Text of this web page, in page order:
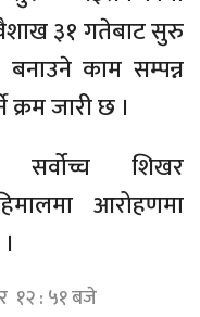
३१ गतेबाट सुरु
काम सम्पन्न
जारी छ ।
शिखर
आरोहणमा
१२ : ५१ बजे